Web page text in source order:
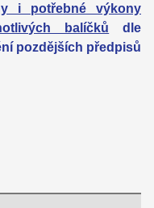
i potřebné výkony
balíčků dle
pozdějších předpisů